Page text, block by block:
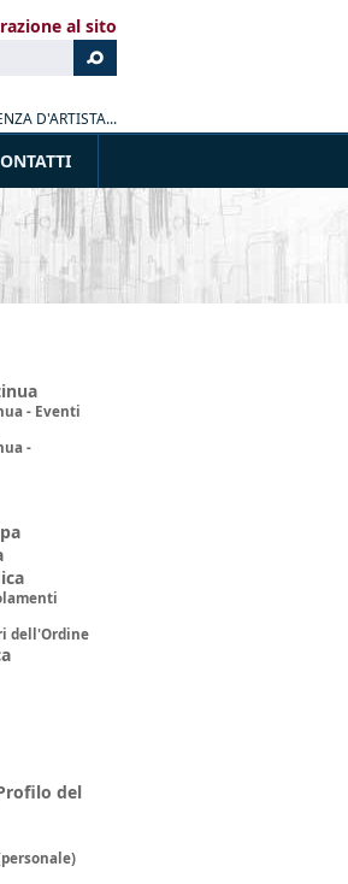
al sito
D'ARTISTA...
- Eventi
-
dell'Ordine
del